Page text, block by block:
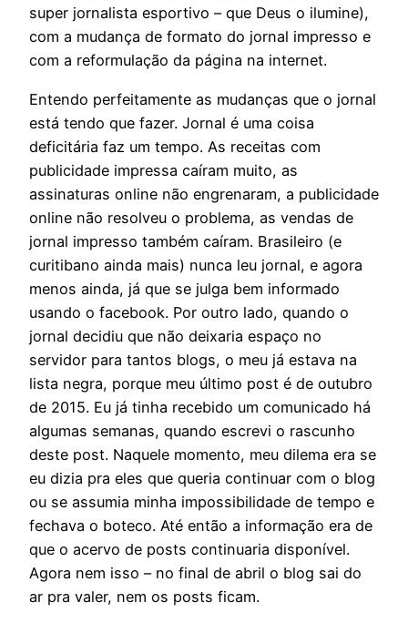
super jornalista esportivo – que Deus o ilumine),
com a mudança de formato do jornal impresso e
com a reformulação da página na internet.
Entendo perfeitamente as mudanças que o jornal
está tendo que fazer. Jornal é uma coisa
deficitária faz um tempo. As receitas com
publicidade impressa caíram muito, as
assinaturas online não engrenaram, a publicidade
online não resolveu o problema, as vendas de
jornal impresso também caíram. Brasileiro (e
curitibano ainda mais) nunca leu jornal, e agora
menos ainda, já que se julga bem informado
usando o facebook. Por outro lado, quando o
jornal decidiu que não deixaria espaço no
servidor para tantos blogs, o meu já estava na
lista negra, porque meu último post é de outubro
de 2015. Eu já tinha recebido um comunicado há
algumas semanas, quando escrevi o rascunho
deste post. Naquele momento, meu dilema era se
eu dizia pra eles que queria continuar com o blog
ou se assumia minha impossibilidade de tempo e
fechava o boteco. Até então a informação era de
que o acervo de posts continuaria disponível.
Agora nem isso – no final de abril o blog sai do
ar pra valer, nem os posts ficam.